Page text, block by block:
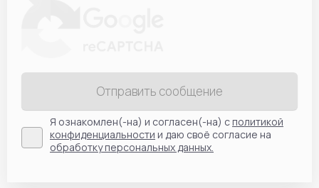
Отправить сообщение
Я ознакомлен(-на) и согласен(-на) сполитикой
конфиденциальности и даю своё согласие на
обработку персональных данных.